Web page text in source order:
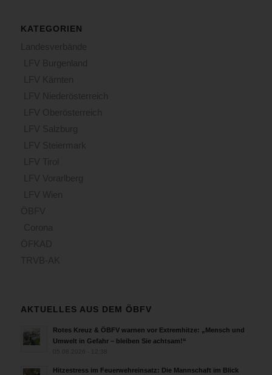
KATEGORIEN
AKTUELLES AUS DEM ÖBFV
Rotes Kreuz & ÖBFV warnen vor Extremhitze: „Mensch und
Umwelt in Gefahr – bleiben Sie achtsam!“
Hitzestress im Feuerwehreinsatz: Die Mannschaft im Blick